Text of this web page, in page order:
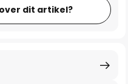
dit artikel?